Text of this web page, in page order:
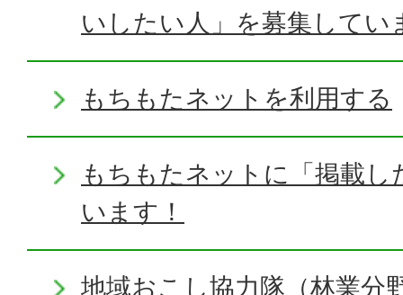
いしたい人」を募集してい
もちもたネットを利用する
もちもたネットに「掲載
います！
地域おこし協力隊（林業分